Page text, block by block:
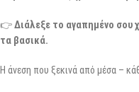
👉Διάλεξε το αγαπημένο σου
τα βασικά.
Η άνεση που ξεκινά από μέσα –